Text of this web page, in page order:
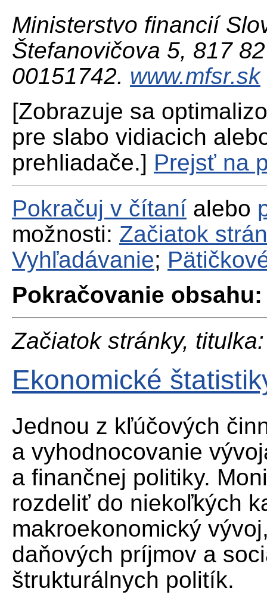
Ministerstvo financií
Štefanovičova 5, 817
00151742. www.mfsr.sk
[Zobrazuje sa
pre slabo vidiacich
prehliadače.] Prejsť na
Pokračuj v čítaní alebo
možnosti: Začiatok
Vyhľadávanie;
Pokračovanie obsahu:
Začiatok stránky, titulka:
Ekonomické
Jednou z kľúčových
a vyhodnocovanie
a finančnej politiky.
rozdeliť do niekoľkých
makroekonomický
daňových príjmov a
štrukturálnych politík.